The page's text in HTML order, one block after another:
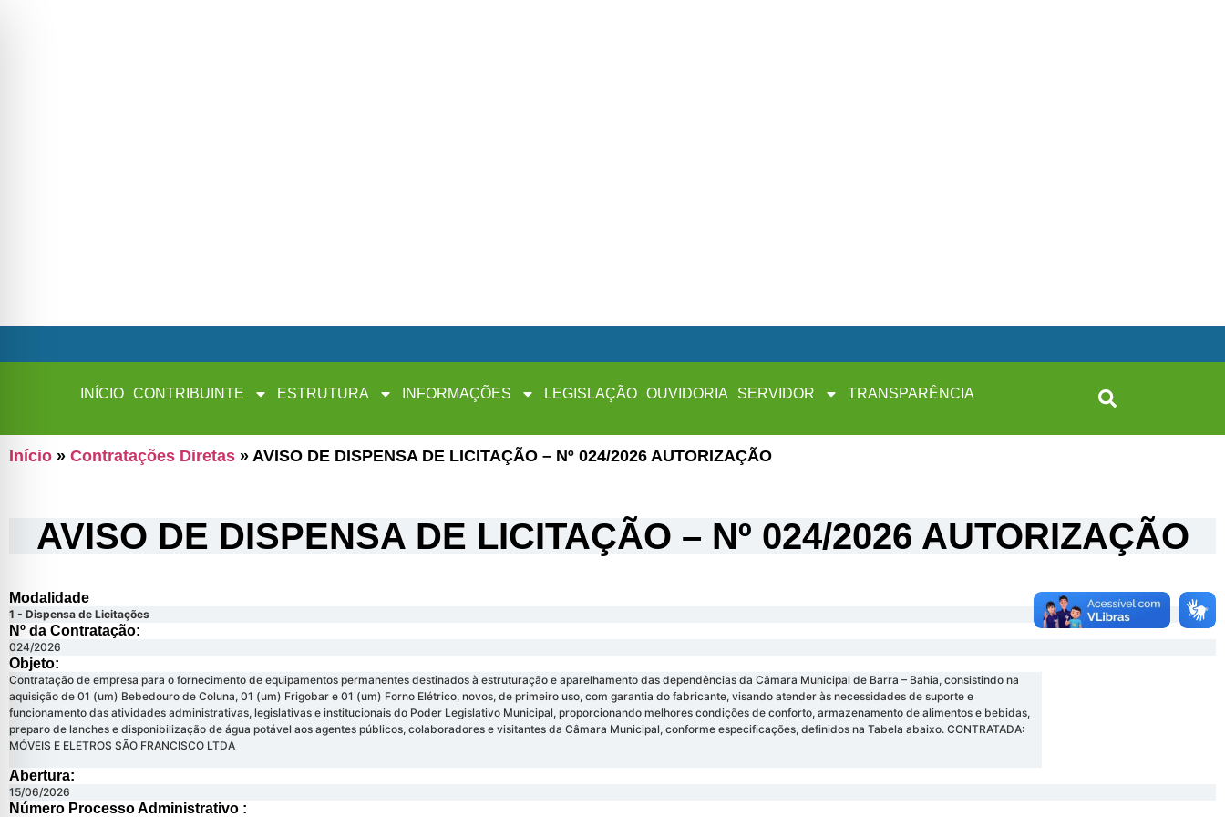
INÍCIO CONTRIBUINTE ESTRUTURA INFORMAÇÕES LEGISLAÇÃO OUVIDORIA SERVIDOR TRANSPARÊNCIA
Início » Contratações Diretas » AVISO DE DISPENSA DE LICITAÇÃO – Nº 024/2026 AUTORIZAÇÃO
AVISO DE DISPENSA DE LICITAÇÃO – Nº 024/2026 AUTORIZAÇÃO
Modalidade
1 - Dispensa de Licitações
Nº da Contratação:
024/2026
Objeto:
Contratação de empresa para o fornecimento de equipamentos permanentes destinados à estruturação e aparelhamento das dependências da Câmara Municipal de Barra – Bahia, consistindo na
aquisição de 01 (um) Bebedouro de Coluna, 01 (um) Frigobar e 01 (um) Forno Elétrico, novos, de primeiro uso, com garantia do fabricante, visando atender às necessidades de suporte e
funcionamento das atividades administrativas, legislativas e institucionais do Poder Legislativo Municipal, proporcionando melhores condições de conforto, armazenamento de alimentos e bebidas,
preparo de lanches e disponibilização de água potável aos agentes públicos, colaboradores e visitantes da Câmara Municipal, conforme especificações, definidos na Tabela abaixo. CONTRATADA:
MÓVEIS E ELETROS SÃO FRANCISCO LTDA
Abertura:
15/06/2026
Número Processo Administrativo :